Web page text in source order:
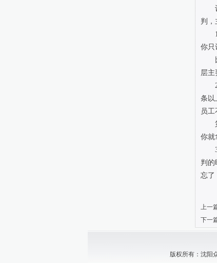
设
判，
1
你只
比
层
2
条以
员
第
你就
3
判的
忘了
上一
下一
版权所有：沈阳